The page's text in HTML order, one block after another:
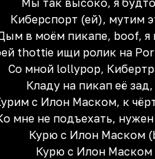
Мы так высоко, я
Киберспорт (eй), мутим
в моём пикапе, boof, я
thottie ищи ролик на
Со мной lollypop,
Кладу на пикап её
с Илон Маском, к
мне не подъехать,
Курю с Илон Маском
Курю с Илон Маском